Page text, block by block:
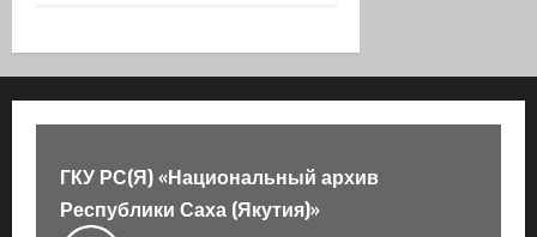
я
з
а
п
ГКУ РС(Я) «Национальный архив
Республики Саха (Якутия)»